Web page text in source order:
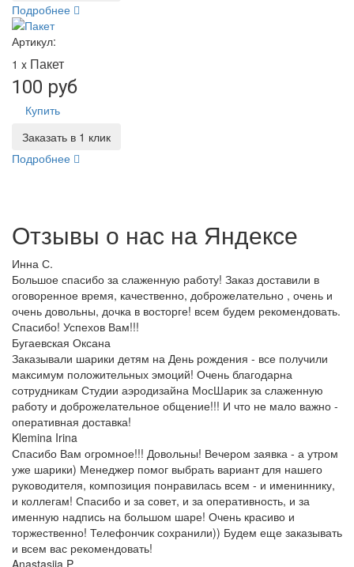
Подробнее
Артикул:
1 x Пакет
100 руб
Купить
Заказать в 1 клик
Подробнее
Отзывы о нас на Яндексе
Инна С.
Большое спасибо за слаженную работу! Заказ доставили в
оговоренное время, качественно, доброжелательно , очень и
очень довольны, дочка в восторге! всем будем рекомендовать.
Спасибо! Успехов Вам!!!
Бугаевская Оксана
Заказывали шарики детям на День рождения - все получили
максимум положительных эмоций! Очень благодарна
сотрудникам Студии аэродизайна МосШарик за слаженную
работу и доброжелательное общение!!! И что не мало важно -
оперативная доставка!
Klemina Irina
Спасибо Вам огромное!!! Довольны! Вечером заявка - а утром
уже шарики) Менеджер помог выбрать вариант для нашего
руководителя, композиция понравилась всем - и имениннику,
и коллегам! Спасибо и за совет, и за оперативность, и за
именную надпись на большом шаре! Очень красиво и
торжественно! Телефончик сохранили)) Будем еще заказывать
и всем вас рекомендовать!
Anastasiia P.